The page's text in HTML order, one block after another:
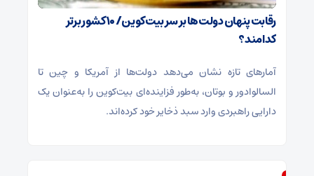
رقابت پنهان دولت‌ها بر سر بیت‌کوین/ ۱۰ کشور برتر
کدامند؟
آمارهای تازه نشان می‌دهد دولت‌ها از آمریکا و چین تا
السالوادور و بوتان، به‌طور فزاینده‌ای بیت‌کوین را به‌عنوان یک
دارایی راهبردی وارد سبد ذخایر خود کرده‌اند.